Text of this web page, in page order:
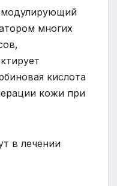
многих
кислота
кожи при